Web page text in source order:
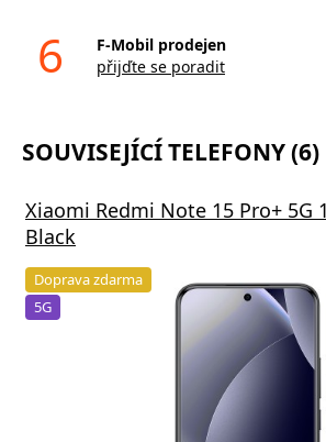
6
F-Mobil prodejen
přijďte se poradit
SOUVISEJÍCÍ TELEFONY (6)
Xiaomi Redmi Note 15 Pro+ 5G
Black
Doprava zdarma
5G